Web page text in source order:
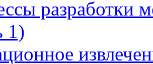
разработки
1)